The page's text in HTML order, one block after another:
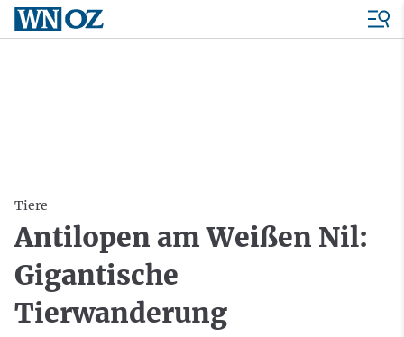
Tiere
Antilopen am Weißen Nil:
Gigantische
Tierwanderung